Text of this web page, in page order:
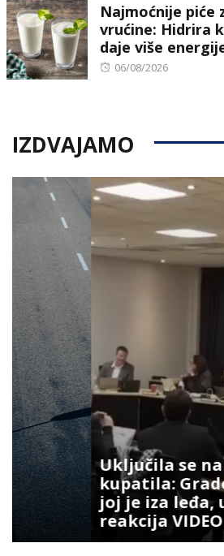
Najmoćnije piće
vrućine: Hidrira
daje više
Posted
06/08/2026
IZDVAJAMO
Uključila se na
kupatila:
joj je iza leđa,
reakcija VIDEO